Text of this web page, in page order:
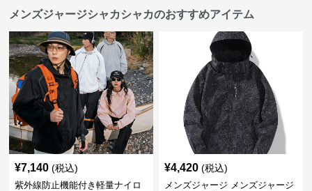
メンズジャージシャカシャカのおすすめアイテム
¥7,140 (税込)
紫外線防止機能付き軽量ナイロ
¥4,420 (税込)
メンズジャージ メンズジャージ